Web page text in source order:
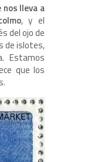
lleva a
, y el
del ojo de
de islotes,
Estamos
que los